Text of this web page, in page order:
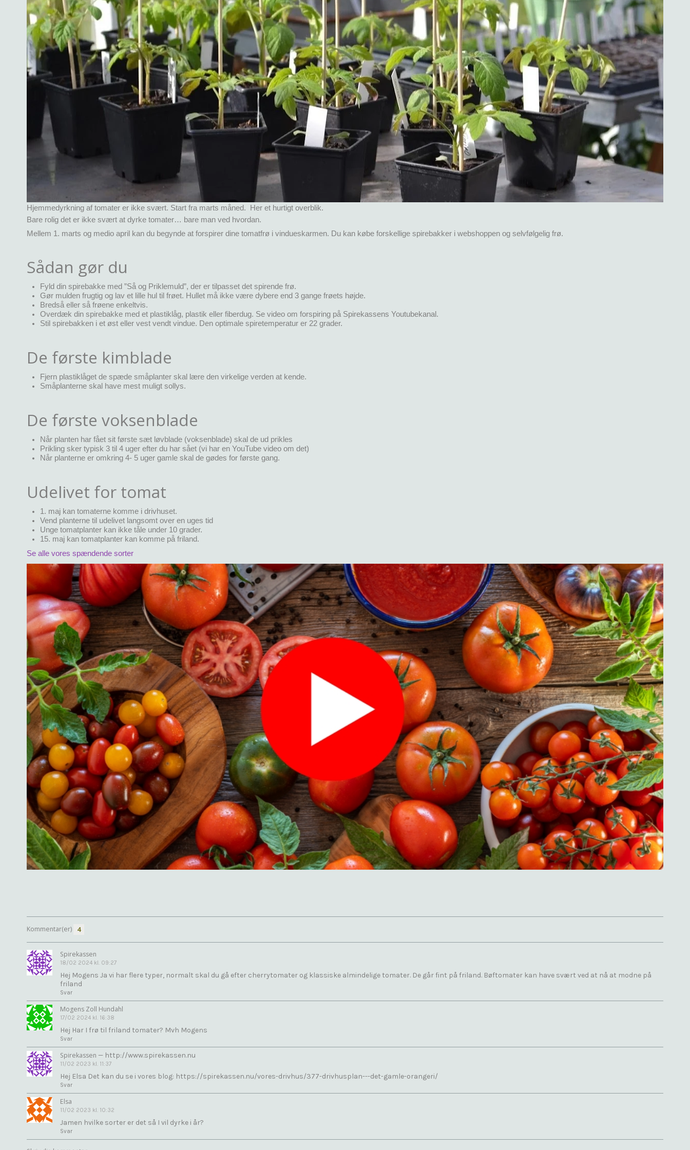
Hjemmedyrkning af tomater er ikke svært. Start fra marts måned. Her et hurtigt overblik.
Bare rolig det er ikke svært at dyrke tomater… bare man ved hvordan.
Mellem 1. marts og medio april kan du begynde at forspirer dine tomatfrø i vindueskarmen. Du kan købe forskellige spirebakker i webshoppen og selvfølgelig frø.
Sådan gør du
Fyld din spirebakke med ”Så og Priklemuld”, der er tilpasset det spirende frø.
Gør mulden frugtig og lav et lille hul til frøet. Hullet må ikke være dybere end 3 gange frøets højde.
Bredså eller så frøene enkeltvis.
Overdæk din spirebakke med et plastiklåg, plastik eller fiberdug. Se video om forspiring på Spirekassens Youtubekanal.
Stil spirebakken i et øst eller vest vendt vindue. Den optimale spiretemperatur er 22 grader.
De første kimblade
Fjern plastiklåget de spæde småplanter skal lære den virkelige verden at kende.
Småplanterne skal have mest muligt sollys.
De første voksenblade
Når planten har fået sit første sæt løvblade (voksenblade) skal de ud prikles
Prikling sker typisk 3 til 4 uger efter du har sået (vi har en YouTube video om det)
Når planterne er omkring 4- 5 uger gamle skal de gødes for første gang.
Udelivet for tomat
1. maj kan tomaterne komme i drivhuset.
Vend planterne til udelivet langsomt over en uges tid
Unge tomatplanter kan ikke tåle under 10 grader.
15. maj kan tomatplanter kan komme på friland.
Se alle vores spændende sorter
Kommentar(er) 4
Spirekassen
18/02 2024 kl. 09:27
Hej Mogens Ja vi har flere typer, normalt skal du gå efter cherrytomater og klassiske almindelige tomater. De går fint på friland. Bøftomater kan have svært ved at nå at modne på
friland
Svar
Mogens Zoll Hundahl
17/02 2024 kl. 16:38
Hej Har I frø til friland tomater? Mvh Mogens
Svar
Spirekassen — http://www.spirekassen.nu
11/02 2023 kl. 11:37
Hej Elsa Det kan du se i vores blog: https://spirekassen.nu/vores-drivhus/377-drivhusplan---det-gamle-orangeri/
Svar
Elsa
11/02 2023 kl. 10:32
Jamen hvilke sorter er det så I vil dyrke i år?
Svar